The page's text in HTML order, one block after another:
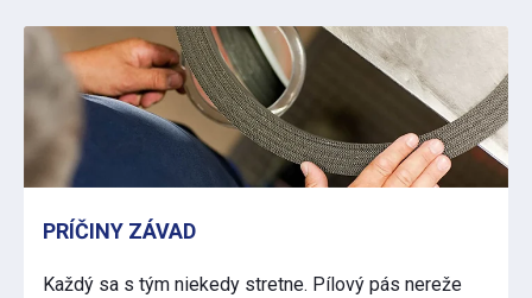
PRÍČINY ZÁVAD
Každý sa s tým niekedy stretne. Pílový pás nereže